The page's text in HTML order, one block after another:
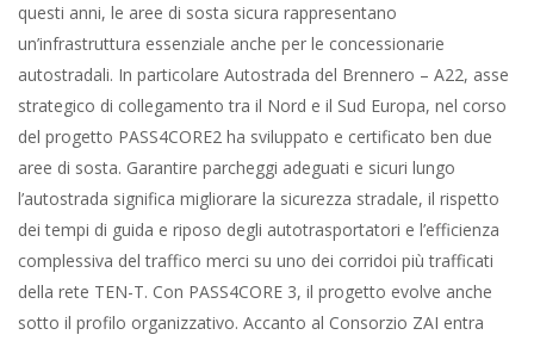
questi anni, le aree di sosta sicura rappresentano
un’infrastruttura essenziale anche per le concessionarie
autostradali. In particolare Autostrada del Brennero – A22, asse
strategico di collegamento tra il Nord e il Sud Europa, nel corso
del progetto PASS4CORE2 ha sviluppato e certificato ben due
aree di sosta. Garantire parcheggi adeguati e sicuri lungo
l’autostrada significa migliorare la sicurezza stradale, il rispetto
dei tempi di guida e riposo degli autotrasportatori e l’efficienza
complessiva del traffico merci su uno dei corridoi più trafficati
della rete TEN-T. Con PASS4CORE 3, il progetto evolve anche
sotto il profilo organizzativo. Accanto al Consorzio ZAI entra